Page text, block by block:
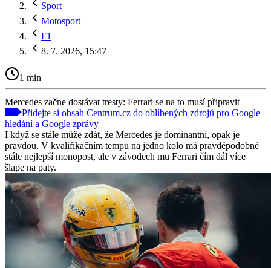
Sport
Motosport
F1
8. 7. 2026, 15:47
1 min
Mercedes začne dostávat tresty: Ferrari se na to musí připravit
Přidejte si obsah Centrum.cz do oblíbených zdrojů pro Google
hledání a Google zprávy
I když se stále může zdát, že Mercedes je dominantní, opak je
pravdou. V kvalifikačním tempu na jedno kolo má pravděpodobně
stále nejlepší monopost, ale v závodech mu Ferrari čím dál více
šlape na paty.